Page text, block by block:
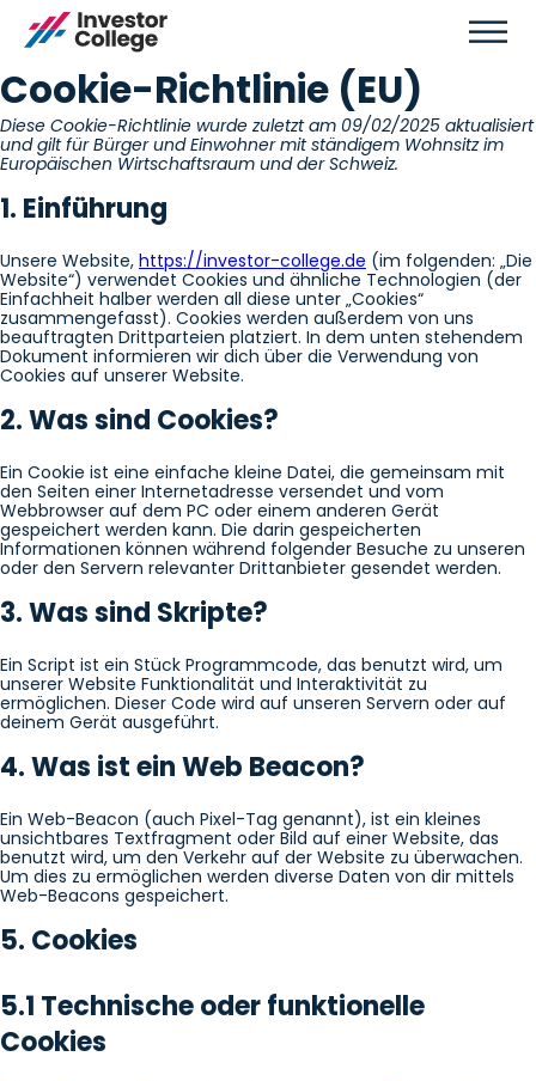
Cookie-Richtlinie (EU)
Diese Cookie-Richtlinie wurde zuletzt am 09/02/2025 aktualisiert
und gilt für Bürger und Einwohner mit ständigem Wohnsitz im
Europäischen Wirtschaftsraum und der Schweiz.
1. Einführung
Unsere Website, https://investor-college.de (im folgenden: „Die
Website“) verwendet Cookies und ähnliche Technologien (der
Einfachheit halber werden all diese unter „Cookies“
zusammengefasst). Cookies werden außerdem von uns
beauftragten Drittparteien platziert. In dem unten stehendem
Dokument informieren wir dich über die Verwendung von
Cookies auf unserer Website.
2. Was sind Cookies?
Ein Cookie ist eine einfache kleine Datei, die gemeinsam mit
den Seiten einer Internetadresse versendet und vom
Webbrowser auf dem PC oder einem anderen Gerät
gespeichert werden kann. Die darin gespeicherten
Informationen können während folgender Besuche zu unseren
oder den Servern relevanter Drittanbieter gesendet werden.
3. Was sind Skripte?
Ein Script ist ein Stück Programmcode, das benutzt wird, um
unserer Website Funktionalität und Interaktivität zu
ermöglichen. Dieser Code wird auf unseren Servern oder auf
deinem Gerät ausgeführt.
4. Was ist ein Web Beacon?
Ein Web-Beacon (auch Pixel-Tag genannt), ist ein kleines
unsichtbares Textfragment oder Bild auf einer Website, das
benutzt wird, um den Verkehr auf der Website zu überwachen.
Um dies zu ermöglichen werden diverse Daten von dir mittels
Web-Beacons gespeichert.
5. Cookies
5.1 Technische oder funktionelle
Cookies